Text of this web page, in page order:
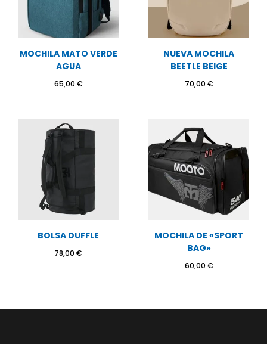
MOCHILA MATO VERDE
AGUA
65,00 €
NUEVA MOCHILA
BEETLE BEIGE
70,00 €
BOLSA DUFFLE
78,00 €
MOCHILA DE «SPORT
BAG»
60,00 €